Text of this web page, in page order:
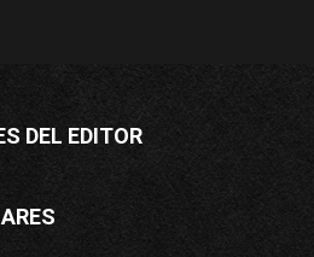
DEL EDITOR